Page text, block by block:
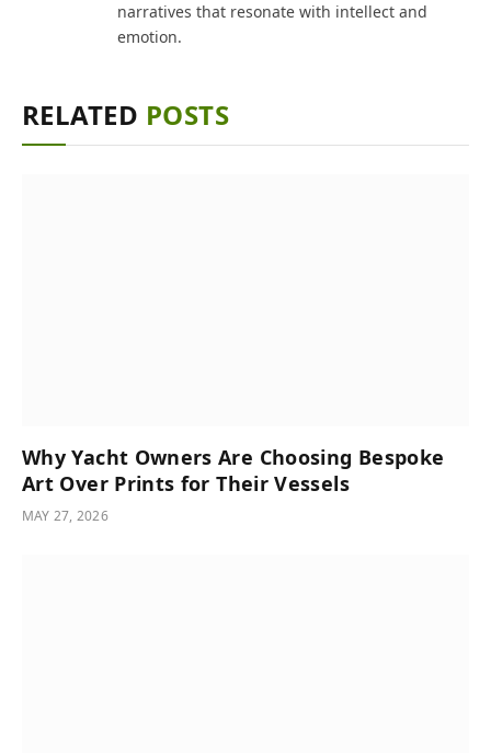
narratives that resonate with intellect and
emotion.
RELATED POSTS
Why Yacht Owners Are Choosing Bespoke
Art Over Prints for Their Vessels
MAY 27, 2026